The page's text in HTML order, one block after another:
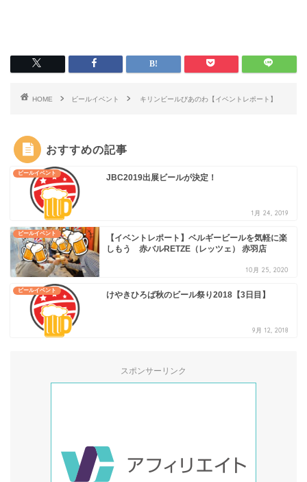
HOME ビールイベント キリンビールびあのわ【イベントレポート】
おすすめの記事
ビールイベント JBC2019出展ビールが決定！
1月 24, 2019
ビールイベント
【イベントレポート】ベルギービールを気軽に楽
しもう 赤バルRETZE（レッツェ） 赤羽店
10月 25, 2020
ビールイベント けやきひろば秋のビール祭り2018【3日目】
9月 12, 2018
スポンサーリンク